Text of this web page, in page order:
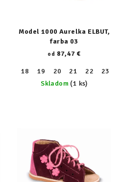
25 26 27 28 29
30
Model 1000 Aurelka ELBUT,
farba 03
od 87,47 €
18 19 20 21 22 23
Skladom (1 ks)